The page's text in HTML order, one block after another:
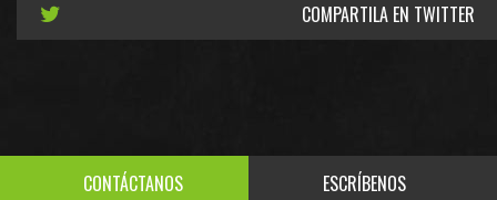
COMPARTILA EN TWITTER
CONTÁCTANOS ESCRÍBENOS